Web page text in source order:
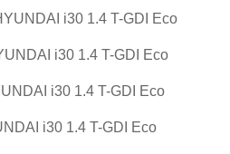
i30 1.4 T-GDI Eco
i30 1.4 T-GDI Eco
i30 1.4 T-GDI Eco
i30 1.4 T-GDI Eco